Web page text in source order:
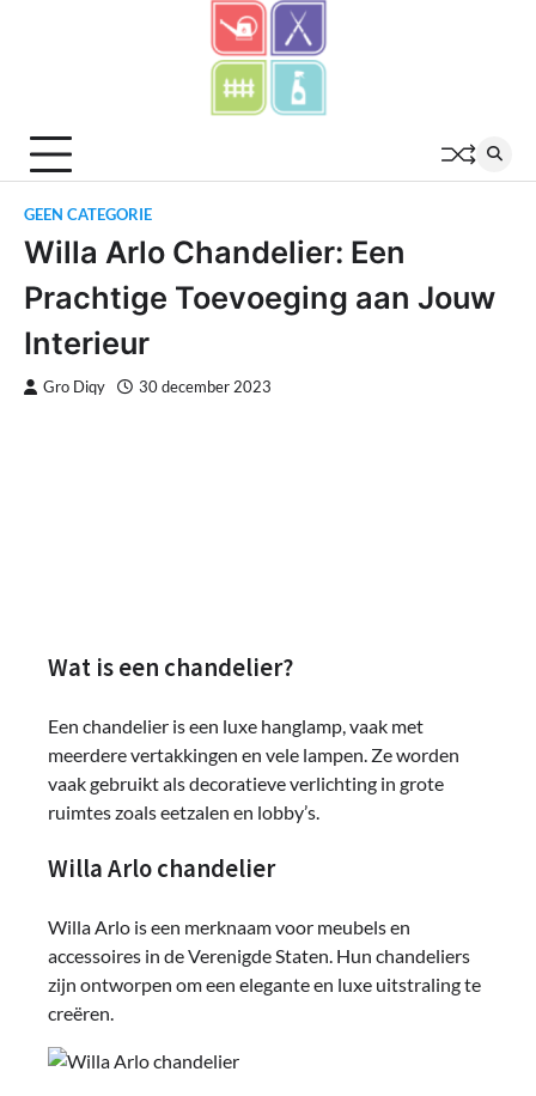
GEEN CATEGORIE
Willa Arlo Chandelier: Een
Prachtige Toevoeging aan Jouw
Interieur
Gro Diqy 30 december 2023
Wat is een chandelier?
Een chandelier is een luxe hanglamp, vaak met
meerdere vertakkingen en vele lampen. Ze worden
vaak gebruikt als decoratieve verlichting in grote
ruimtes zoals eetzalen en lobby’s.
Willa Arlo chandelier
Willa Arlo is een merknaam voor meubels en
accessoires in de Verenigde Staten. Hun chandeliers
zijn ontworpen om een elegante en luxe uitstraling te
creëren.